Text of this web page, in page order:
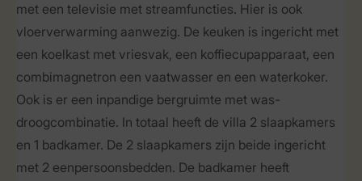
met een televisie met streamfuncties. Hier is ook
vloerverwarming aanwezig. De keuken is ingericht met
een koelkast met vriesvak, een koffiecupapparaat, een
combimagnetron een vaatwasser en een waterkoker.
Ook is er een inpandige bergruimte met was-
droogcombinatie. In totaal heeft de villa 2 slaapkamers
en 1 badkamer. De 2 slaapkamers zijn beide ingericht
met 2 eenpersoonsbedden. De badkamer heeft